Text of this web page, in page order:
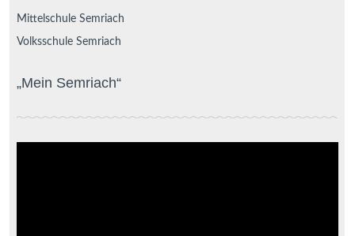
Mittelschule Semriach
Volksschule Semriach
„Mein Semriach“